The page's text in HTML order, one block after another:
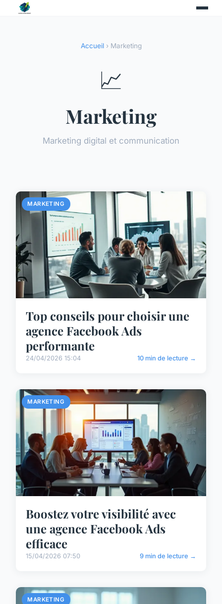
Accueil› Marketing
📈
Marketing
Marketing digital et communication
MARKETING
Top conseils pour choisir une
agence Facebook Ads
performante
24/04/2026 15:04 10 min de lecture →
MARKETING
Boostez votre visibilité avec
une agence Facebook Ads
efficace
15/04/2026 07:50 9 min de lecture →
MARKETING